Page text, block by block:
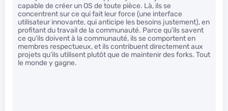
capable de créer un OS de toute pièce. Là, ils se
concentrent sur ce qui fait leur force (une interface
utilisateur innovante, qui anticipe les besoins justement), en
profitant du travail de la communauté. Parce qu’ils savent
ce qu’ils doivent à la communauté, ils se comportent en
membres respectueux, et ils contribuent directement aux
projets qu’ils utilisent plutôt que de maintenir des forks. Tout
le monde y gagne.